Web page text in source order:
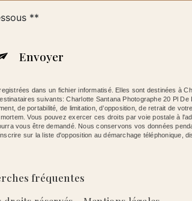
**
Envoyer
dans un fichier informatisé. Elles sont destinées à
suivants: Charlotte Santana Photographe 20 Pl De
de portabilité, de limitation, d’opposition, de retrait de
Vous pouvez exercer ces droits par voie postale à
vous être demandé. Nous conservons vos données
sur la liste d'opposition au démarchage téléphonique,
fréquentes